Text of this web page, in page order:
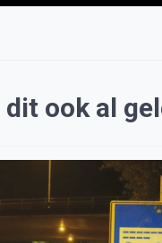
ook al